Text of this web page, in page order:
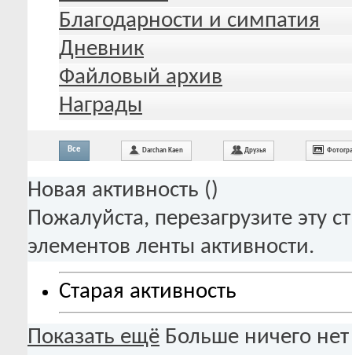
Благодарности и симпатия
Дневник
Файловый архив
Награды
Все Darchan Kaen Друзья
Новая активность ()
Пожалуйста, перезагрузите эту
элементов ленты активности.
Старая активность
Показать ещё Больше ничего нет